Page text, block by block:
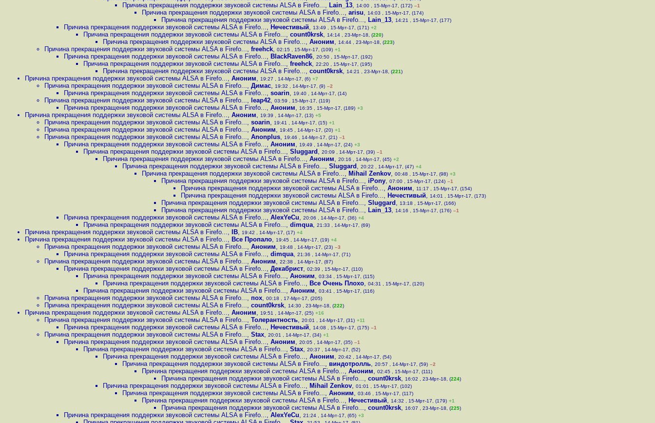
Причина прекращения поддержки звуковой системы ALSA в Firefo..., Lain_13, 14:00 , 15-Мрт-17, (172) –1
Причина прекращения поддержки звуковой системы ALSA в Firefo..., arisu, 14:03 , 15-Мрт-17, (174)
Причина прекращения поддержки звуковой системы ALSA в Firefo..., Lain_13, 14:21 , 15-Мрт-17, (177)
Причина прекращения поддержки звуковой системы ALSA в Firefo..., Нечестивый, 13:49 , 15-Мрт-17, (171) +2
Причина прекращения поддержки звуковой системы ALSA в Firefo..., count0krsk, 14:14 , 23-Мрт-18, (220)
Причина прекращения поддержки звуковой системы ALSA в Firefo..., Аноним, 14:44 , 23-Мрт-18, (223)
Причина прекращения поддержки звуковой системы ALSA в Firefo..., freehck, 02:15 , 15-Мрт-17, (109) +1
Причина прекращения поддержки звуковой системы ALSA в Firefo..., BlackRaven86, 20:50 , 15-Мрт-17, (192)
Причина прекращения поддержки звуковой системы ALSA в Firefo..., freehck, 22:20 , 15-Мрт-17, (195)
Причина прекращения поддержки звуковой системы ALSA в Firefo..., count0krsk, 14:21 , 23-Мрт-18, (221)
Причина прекращения поддержки звуковой системы ALSA в Firefo..., Аноним, 19:27 , 14-Мрт-17, (6) +7
Причина прекращения поддержки звуковой системы ALSA в Firefo..., Димас, 19:32 , 14-Мрт-17, (9) –2
Причина прекращения поддержки звуковой системы ALSA в Firefo..., soarin, 19:40 , 14-Мрт-17, (14)
Причина прекращения поддержки звуковой системы ALSA в Firefo..., leap42, 03:59 , 15-Мрт-17, (119)
Причина прекращения поддержки звуковой системы ALSA в Firefo..., Аноним, 16:35 , 15-Мрт-17, (189) +3
Причина прекращения поддержки звуковой системы ALSA в Firefo..., Аноним, 19:39 , 14-Мрт-17, (13) +5
Причина прекращения поддержки звуковой системы ALSA в Firefo..., soarin, 19:41 , 14-Мрт-17, (15) +1
Причина прекращения поддержки звуковой системы ALSA в Firefo..., Аноним, 19:45 , 14-Мрт-17, (20) +1
Причина прекращения поддержки звуковой системы ALSA в Firefo..., Anonplus, 19:46 , 14-Мрт-17, (21) –1
Причина прекращения поддержки звуковой системы ALSA в Firefo..., Аноним, 19:49 , 14-Мрт-17, (24) +3
Причина прекращения поддержки звуковой системы ALSA в Firefo..., Sluggard , 20:09 , 14-Мрт-17, (39) –1
Причина прекращения поддержки звуковой системы ALSA в Firefo..., Аноним, 20:16 , 14-Мрт-17, (45) +2
Причина прекращения поддержки звуковой системы ALSA в Firefo..., Sluggard , 20:22 , 14-Мрт-17, (47) +4
Причина прекращения поддержки звуковой системы ALSA в Firefo..., Mihail Zenkov, 00:48 , 15-Мрт-17, (98) +3
Причина прекращения поддержки звуковой системы ALSA в Firefo..., iPony, 07:00 , 15-Мрт-17, (124) –1
Причина прекращения поддержки звуковой системы ALSA в Firefo..., Аноним, 11:17 , 15-Мрт-17, (154)
Причина прекращения поддержки звуковой системы ALSA в Firefo..., Нечестивый, 14:01 , 15-Мрт-17, (173)
Причина прекращения поддержки звуковой системы ALSA в Firefo..., Sluggard , 13:18 , 15-Мрт-17, (166)
Причина прекращения поддержки звуковой системы ALSA в Firefo..., Lain_13, 14:16 , 15-Мрт-17, (176) –1
Причина прекращения поддержки звуковой системы ALSA в Firefo..., AlexYeCu, 20:06 , 14-Мрт-17, (36) +4
Причина прекращения поддержки звуковой системы ALSA в Firefo..., dimqua, 21:33 , 14-Мрт-17, (69)
Причина прекращения поддержки звуковой системы ALSA в Firefo..., IB, 19:42 , 14-Мрт-17, (17) +4
Причина прекращения поддержки звуковой системы ALSA в Firefo..., Все Пропало, 19:45 , 14-Мрт-17, (19) +4
Причина прекращения поддержки звуковой системы ALSA в Firefo..., Аноним, 19:48 , 14-Мрт-17, (23) –3
Причина прекращения поддержки звуковой системы ALSA в Firefo..., dimqua, 21:36 , 14-Мрт-17, (71)
Причина прекращения поддержки звуковой системы ALSA в Firefo..., Аноним, 22:38 , 14-Мрт-17, (87)
Причина прекращения поддержки звуковой системы ALSA в Firefo..., Декабрист, 02:39 , 15-Мрт-17, (110)
Причина прекращения поддержки звуковой системы ALSA в Firefo..., Аноним, 03:34 , 15-Мрт-17, (115)
Причина прекращения поддержки звуковой системы ALSA в Firefo..., Все Очень Плохо, 04:31 , 15-Мрт-17, (120)
Причина прекращения поддержки звуковой системы ALSA в Firefo..., Аноним, 03:41 , 15-Мрт-17, (116)
Причина прекращения поддержки звуковой системы ALSA в Firefo..., пох, 00:18 , 17-Мрт-17, (205)
Причина прекращения поддержки звуковой системы ALSA в Firefo..., count0krsk, 14:30 , 23-Мрт-18, (222)
Причина прекращения поддержки звуковой системы ALSA в Firefo..., Аноним, 19:51 , 14-Мрт-17, (25) +16
Причина прекращения поддержки звуковой системы ALSA в Firefo..., Толерантность, 20:01 , 14-Мрт-17, (31) +11
Причина прекращения поддержки звуковой системы ALSA в Firefo..., Нечестивый, 14:08 , 15-Мрт-17, (175) –1
Причина прекращения поддержки звуковой системы ALSA в Firefo..., Stax, 20:01 , 14-Мрт-17, (34) +1
Причина прекращения поддержки звуковой системы ALSA в Firefo..., Аноним, 20:05 , 14-Мрт-17, (35) –1
Причина прекращения поддержки звуковой системы ALSA в Firefo..., Stax, 20:37 , 14-Мрт-17, (52)
Причина прекращения поддержки звуковой системы ALSA в Firefo..., Аноним, 20:42 , 14-Мрт-17, (54)
Причина прекращения поддержки звуковой системы ALSA в Firefo..., виндотролль, 20:57 , 14-Мрт-17, (59) –2
Причина прекращения поддержки звуковой системы ALSA в Firefo..., Аноним, 02:45 , 15-Мрт-17, (111)
Причина прекращения поддержки звуковой системы ALSA в Firefo..., count0krsk, 16:02 , 23-Мрт-18, (224)
Причина прекращения поддержки звуковой системы ALSA в Firefo..., Mihail Zenkov, 01:01 , 15-Мрт-17, (102)
Причина прекращения поддержки звуковой системы ALSA в Firefo..., Аноним, 03:46 , 15-Мрт-17, (117)
Причина прекращения поддержки звуковой системы ALSA в Firefo..., Нечестивый, 14:32 , 15-Мрт-17, (179) +1
Причина прекращения поддержки звуковой системы ALSA в Firefo..., count0krsk, 16:07 , 23-Мрт-18, (225)
Причина прекращения поддержки звуковой системы ALSA в Firefo..., AlexYeCu, 21:24 , 14-Мрт-17, (65) +3